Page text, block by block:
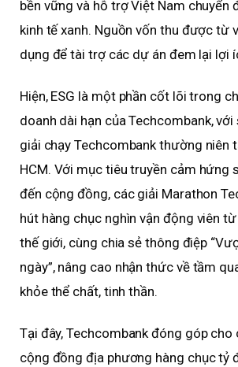
bền vững và hỗ trợ Việt Nam chuyển
kinh tế xanh. Nguồn vốn thu được từ
dụng để tài trợ các dự án đem lại lợi
Hiện, ESG là một phần cốt lõi trong
doanh dài hạn của Techcombank,
giải chạy Techcombank thường niên
HCM. Với mục tiêu truyền cảm hứng
đến cộng đồng, các giải Marathon
hút hàng chục nghìn vận động viên
thế giới, cùng chia sẻ thông điệp
ngày”, nâng cao nhận thức về tầm
khỏe thể chất, tinh thần.
Tại đây, Techcombank đóng góp
cộng đồng địa phương hàng chục tỷ